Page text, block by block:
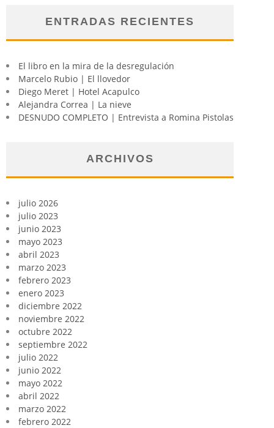
ENTRADAS RECIENTES
El libro en la mira de la desregulación
Marcelo Rubio | El llovedor
Diego Meret | Hotel Acapulco
Alejandra Correa | La nieve
DESNUDO COMPLETO | Entrevista a Romina Pistolas
ARCHIVOS
julio 2026
julio 2023
junio 2023
mayo 2023
abril 2023
marzo 2023
febrero 2023
enero 2023
diciembre 2022
noviembre 2022
octubre 2022
septiembre 2022
julio 2022
junio 2022
mayo 2022
abril 2022
marzo 2022
febrero 2022